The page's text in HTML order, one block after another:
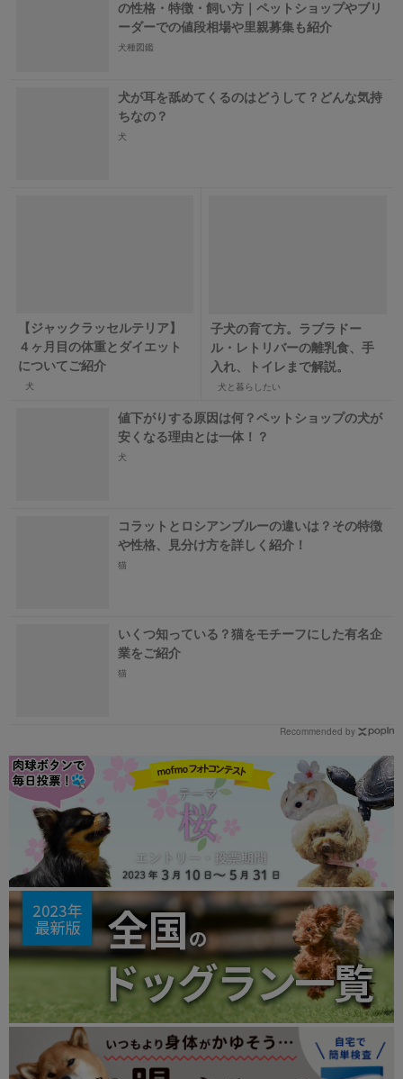
の性格・特徴・飼い方｜ペットショップやブリ
ーダーでの値段相場や里親募集も紹介
犬種図鑑
犬が耳を舐めてくるのはどうして？どんな気持
ちなの？
犬
【ジャックラッセルテリア】
４ヶ月目の体重とダイエット
についてご紹介
犬
子犬の育て方。ラブラドー
ル・レトリバーの離乳食、手
入れ、トイレまで解説。
犬と暮らしたい
値下がりする原因は何？ペットショップの犬が
安くなる理由とは一体！？
犬
コラットとロシアンブルーの違いは？その特徴
や性格、見分け方を詳しく紹介！
猫
いくつ知っている？猫をモチーフにした有名企
業をご紹介
猫
Recommended by